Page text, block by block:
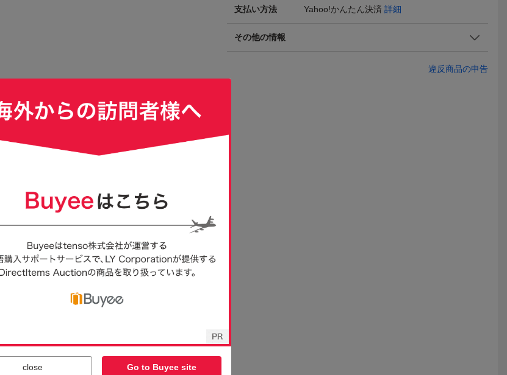
ラック リーバマッキンタ
イア ロックT ラメ
ック
支払い方法 Yahoo!かんたん決済 詳細
その他の情報
違反商品の申告
close Go to Buyee site